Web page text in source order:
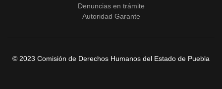
Denuncias en trámite
Autoridad Garante
© 2023 Comisión de Derechos Humanos del Estado de Puebla